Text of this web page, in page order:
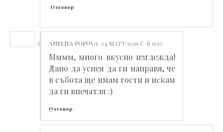
Отговор
ANELIYA POPOVA 24 МАРТ 2016 Г. В 11:52
Мммм, много вкусно изглежда!
Дано да успея да ги направя, че
в събота ще имам гости и искам
да ги впечатля :)
Отговор